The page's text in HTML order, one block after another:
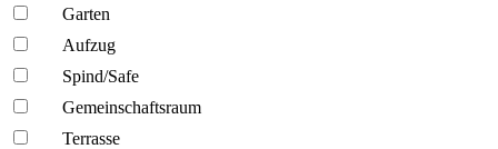
Garten
Aufzug
Spind/Safe
Gemeinschafts­raum
Terrasse